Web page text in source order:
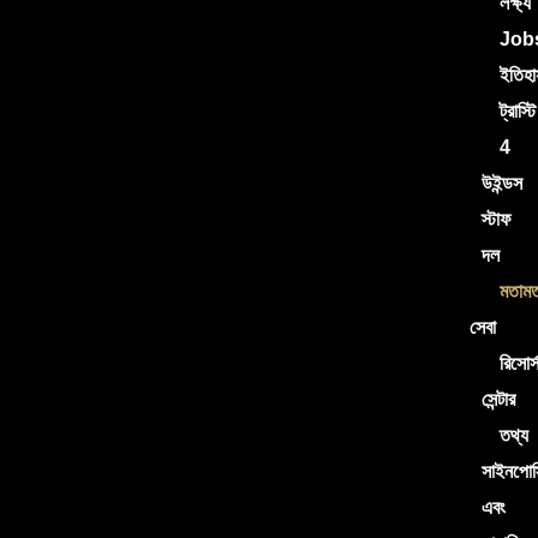
ট্রাস্টি
4
উইন্ডস
স্টাফ
দল
সেবা
রিসোর্স
সেন্টার
তথ্য
এবং